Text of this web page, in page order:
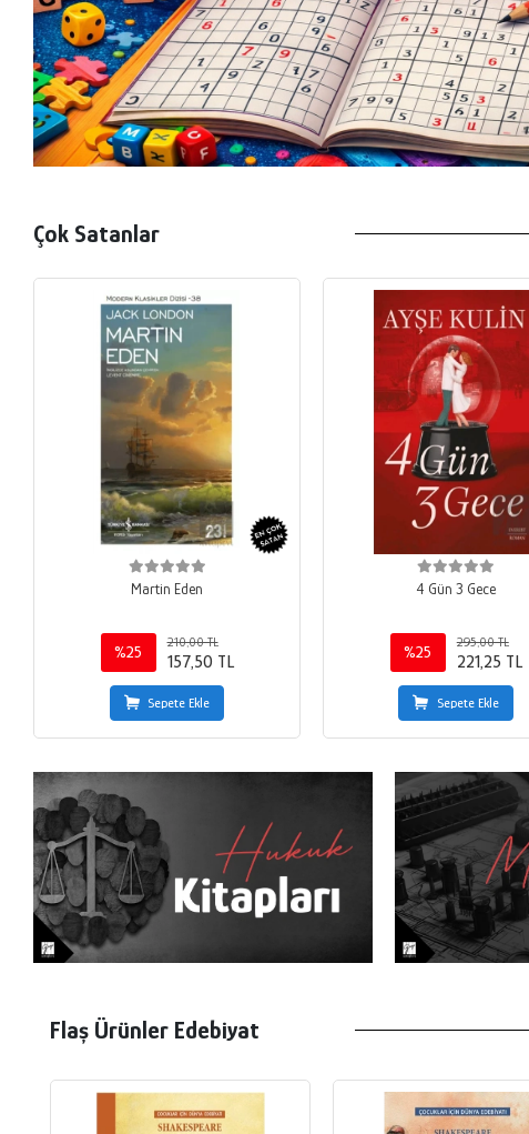
Çok Satanlar
Martin Eden
%25
210,00 TL
157,50 TL
Sepete Ekle
4 Gün 3 Gece
%25
295,00 TL
221,25 TL
Sepete Ekle
Flaş Ürünler Edebiyat